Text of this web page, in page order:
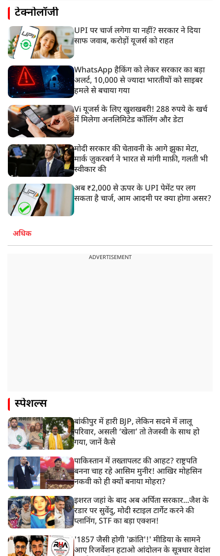
टेक्नोलॉजी
UPI पर चार्ज लगेगा या नहीं? सरकार ने दिया
साफ जवाब, करोड़ों यूजर्स को राहत
WhatsApp हैकिंग को लेकर सरकार का बड़ा
अलर्ट, 10,000 से ज्यादा भारतीयों को साइबर
हमले से बचाया गया
Vi यूजर्स के लिए खुशखबरी! 288 रुपये के खर्च
में मिलेगा अनलिमिटेड कॉलिंग और डेटा
मोदी सरकार की चेतावनी के आगे झुका मेटा,
मार्क ज़ुकरबर्ग ने भारत से मांगी माफ़ी, गलती भी
स्वीकार की
अब ₹2,000 से ऊपर के UPI पेमेंट पर लग
सकता है चार्ज, आम आदमी पर क्या होगा असर?
अधिक
ADVERTISEMENT
स्पेशल्स
बांकीपुर में हारी BJP, लेकिन सदमे में लालू
परिवार, असली ‘खेला’ तो तेजस्वी के साथ हो
गया, जानें कैसे
पाकिस्तान में तख्तापलट की आहट? राष्ट्रपति
बनना चाह रहे आसिम मुनीर! आखिर मोहसिन
नकवी को ही क्यों बनाया मोहरा?
इशरत जहां के बाद अब अर्पिता सरकार...जैश के
रडार पर सुवेंदु, मोदी स्टाइल टार्गेट करने की
प्लानिंग, STF का बड़ा एक्शन!
'1857 जैसी होगी 'क्रांति'!' मीडिया के सामने
आए रिजर्वेशन हटाओ आंदोलन के सूत्रधार वेदांश